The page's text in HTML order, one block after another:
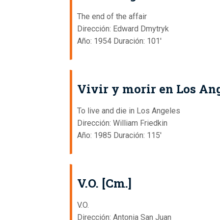
The end of the affair
Dirección: Edward Dmytryk
Año: 1954 Duración: 101'
Vivir y morir en Los
To live and die in Los Angeles
Dirección: William Friedkin
Año: 1985 Duración: 115'
V.O. [Cm.]
V.O.
Dirección: Antonia San Juan